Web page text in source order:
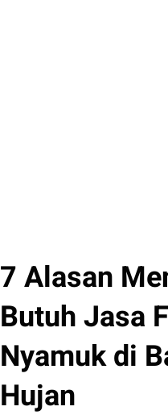
7 Alasan
Butuh Jasa
Nyamuk di
Hujan